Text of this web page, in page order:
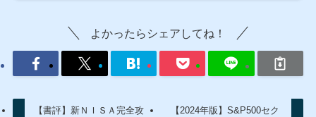
よかったらシェアしてね！
【書評】新ＮＩＳＡ完全攻
【2024年版】S&P500セク